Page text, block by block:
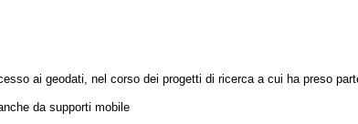
ai geodati, nel corso dei progetti di ricerca a cui ha preso
da supporti mobile